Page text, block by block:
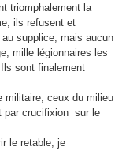
triomphalement la
ils refusent et
supplice, mais aucun
mille légionnaires les
sont finalement
militaire, ceux du milieu
par crucifixion sur le
le retable, je